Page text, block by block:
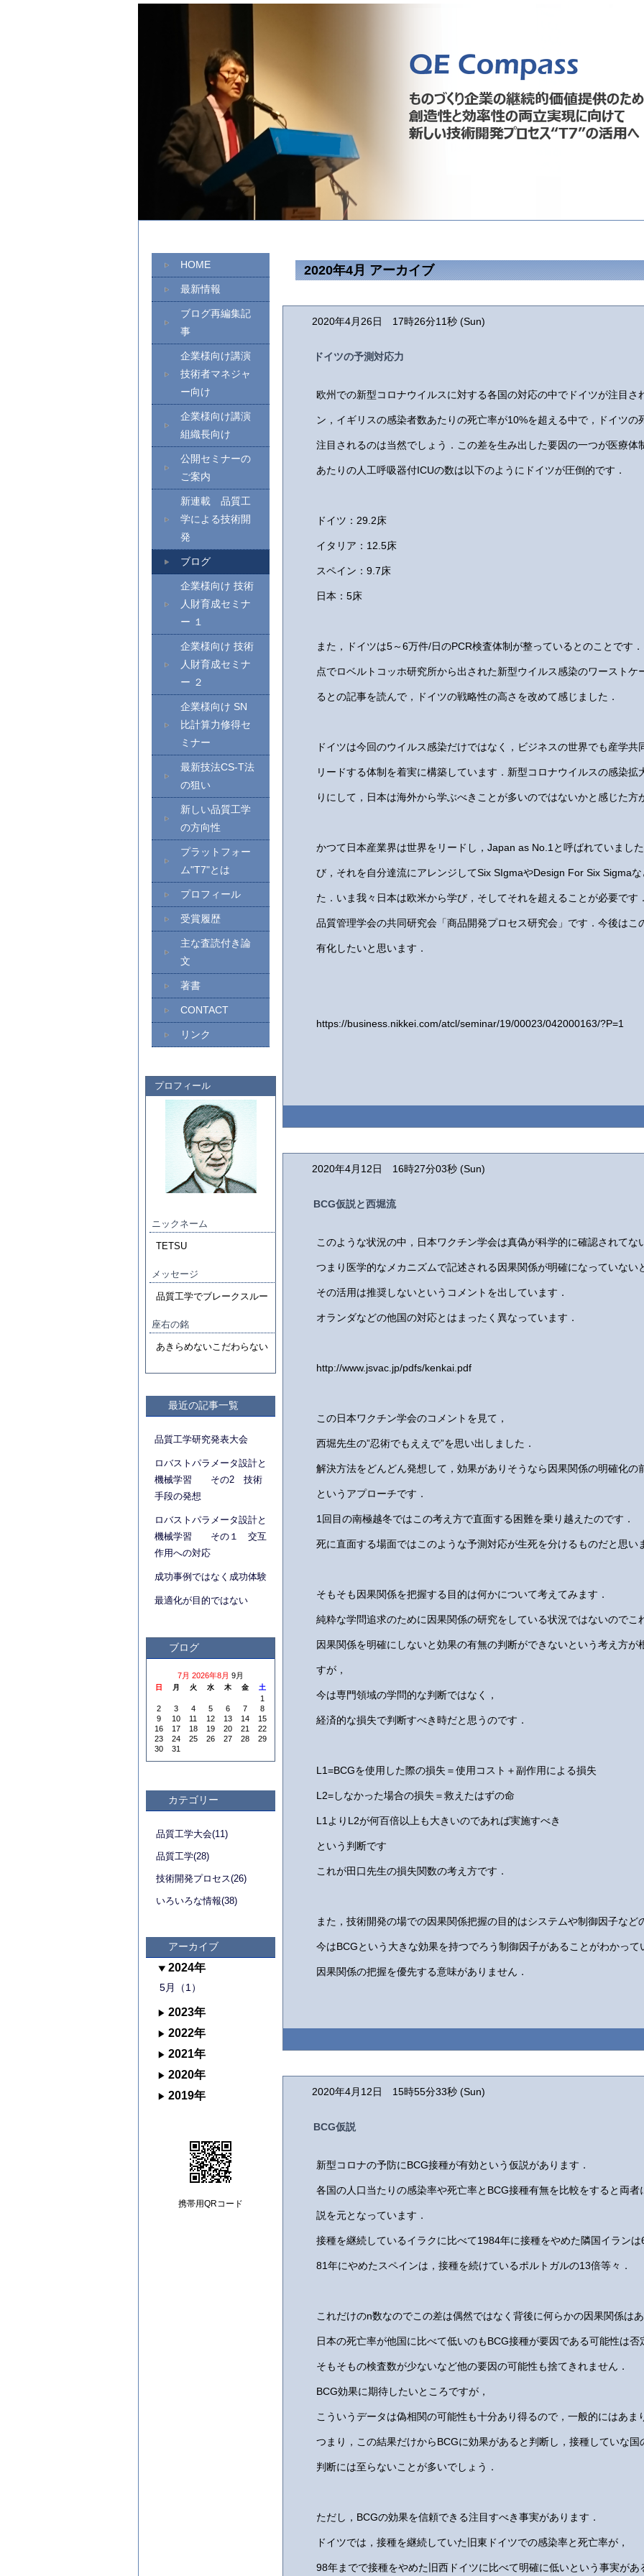
2020年4月 アーカイブ
2020年4月26日 17時26分11秒 (Sun)
ドイツの予測対応力
欧州での新型コロナウイルスに対する各国の対応の中でドイツが注目さ
ン，イギリスの感染者数あたりの死亡率が10%を超える中で，ドイツの
注目されるのは当然でしょう．この差を生み出した要因の一つが医療体
あたりの人工呼吸器付ICUの数は以下のようにドイツが圧倒的です．
ドイツ：29.2床
イタリア：12.5床
スペイン：9.7床
日本：5床
また，ドイツは5～6万件/日のPCR検査体制が整っているとのことです
点でロベルトコッホ研究所から出された新型ウイルス感染のワーストケ
るとの記事を読んで，ドイツの戦略性の高さを改めて感じました．
ドイツは今回のウイルス感染だけではなく，ビジネスの世界でも産学
リードする体制を着実に構築しています．新型コロナウイルスの感染拡
りにして，日本は海外から学ぶべきことが多いのではないかと感じた方
かつて日本産業界は世界をリードし，Japan as No.1と呼ばれていまし
び，それを自分達流にアレンジしてSix SIgmaやDesign For Six Sigma
た．いま我々日本は欧米から学び，そしてそれを超えることが必要です
品質管理学会の共同研究会「商品開発プロセス研究会」です．今後はこ
有化したいと思います．
https://business.nikkei.com/atcl/seminar/19/00023/042000163/?P=1
2020年4月12日 16時27分03秒 (Sun)
BCG仮説と西堀流
このような状況の中，日本ワクチン学会は真偽が科学的に確認されてな
つまり医学的なメカニズムで記述される因果関係が明確になっていない
その活用は推奨しないというコメントを出しています．
オランダなどの他国の対応とはまったく異なっています．
http://www.jsvac.jp/pdfs/kenkai.pdf
この日本ワクチン学会のコメントを見て，
西堀先生の”忍術でもええで”を思い出しました．
解決方法をどんどん発想して，効果がありそうなら因果関係の明確化の
というアプローチです．
1回目の南極越冬ではこの考え方で直面する困難を乗り越えたのです．
死に直面する場面ではこのような予測対応が生死を分けるものだと思い
そもそも因果関係を把握する目的は何かについて考えてみます．
純粋な学問追求のために因果関係の研究をしている状況ではないのでこ
因果関係を明確にしないと効果の有無の判断ができないという考え方が
すが，
今は専門領域の学問的な判断ではなく，
経済的な損失で判断すべき時だと思うのです．
L1=BCGを使用した際の損失＝使用コスト＋副作用による損失
L2=しなかった場合の損失＝救えたはずの命
L1よりL2が何百倍以上も大きいのであれば実施すべき
という判断です
これが田口先生の損失関数の考え方です．
また，技術開発の場での因果関係把握の目的はシステムや制御因子など
今はBCGという大きな効果を持つでろう制御因子があることがわかって
因果関係の把握を優先する意味がありません．
2020年4月12日 15時55分33秒 (Sun)
BCG仮説
新型コロナの予防にBCG接種が有効という仮説があります．
各国の人口当たりの感染率や死亡率とBCG接種有無を比較をすると両
説を元となっています．
接種を継続しているイラクに比べて1984年に接種をやめた隣国イランは
81年にやめたスペインは，接種を続けているポルトガルの13倍等々．
これだけのn数なのでこの差は偶然ではなく背後に何らかの因果関係はあ
日本の死亡率が他国に比べて低いのもBCG接種が要因である可能性は否
そもそもの検査数が少ないなど他の要因の可能性も捨てきれません．
BCG効果に期待したいところですが，
こういうデータは偽相関の可能性も十分あり得るので，一般的にはあま
つまり，この結果だけからBCGに効果があると判断し，接種していな
判断には至らないことが多いでしょう．
ただし，BCGの効果を信頼できる注目すべき事実があります．
ドイツでは，接種を継続していた旧東ドイツでの感染率と死亡率が，
98年までで接種をやめた旧西ドイツに比べて明確に低いという事実があ
HOME
最新情報
ブログ再編集記
事
企業様向け講演
技術者マネジャ
ー向け
企業様向け講演
組織長向け
公開セミナーの
ご案内
新連載 品質工
学による技術開
発
ブログ
企業様向け 技術
人財育成セミナ
ー １
企業様向け 技術
人財育成セミナ
ー ２
企業様向け SN
比計算力修得セ
ミナー
最新技法CS-T法
の狙い
新しい品質工学
の方向性
プラットフォー
ム"T7"とは
プロフィール
受賞履歴
主な査読付き論
文
著書
CONTACT
リンク
プロフィール
ニックネーム
TETSU
メッセージ
品質工学でブレークスルー
座右の銘
あきらめないこだわらない
最近の記事一覧
品質工学研究発表大会
ロバストパラメータ設計と
機械学習 その2 技術
手段の発想
ロバストパラメータ設計と
機械学習 その１ 交互
作用への対応
成功事例ではなく成功体験
最適化が目的ではない
ブログ
7月 2026年8月 9月
日 月 火 水 木 金 土
1
2
3 4 5 6 7
8
9
10 11 12 13 14
15
16
17 18 19 20 21
22
23
24 25 26 27 28
29
30
31
カテゴリー
品質工学大会(11)
品質工学(28)
技術開発プロセス(26)
いろいろな情報(38)
アーカイブ
2024年
5月（1）
2023年
2022年
2021年
2020年
2019年
携帯用QRコード